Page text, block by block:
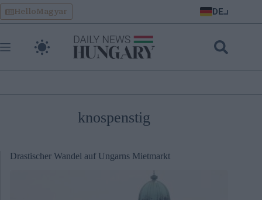
Skip
to
content
HelloMagyar DE
knospenstig
Drastischer Wandel auf Ungarns Mietmarkt